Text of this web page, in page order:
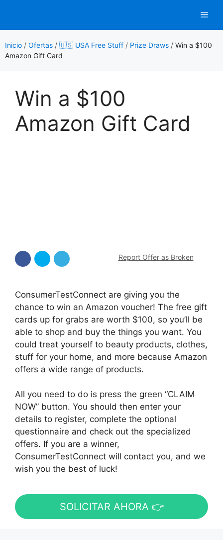
contenido
Inicio / Ofertas / 🇺🇸 USA Free Stuff / Prize Draws / Win a $100
Amazon Gift Card
Win a $100
Amazon Gift Card
Report Offer as Broken
ConsumerTestConnect are giving you the
chance to win an Amazon voucher! The free gift
cards up for grabs are worth $100, so you’ll be
able to shop and buy the things you want. You
could treat yourself to beauty products, clothes,
stuff for your home, and more because Amazon
offers a wide range of products.
All you need to do is press the green “CLAIM
NOW” button. You should then enter your
details to register, complete the optional
questionnaire and check out the specialized
offers. If you are a winner,
ConsumerTestConnect will contact you, and we
wish you the best of luck!
SOLICITAR AHORA 👉